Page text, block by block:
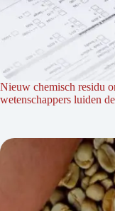
Nieuw chemisch residu
wetenschappers luiden